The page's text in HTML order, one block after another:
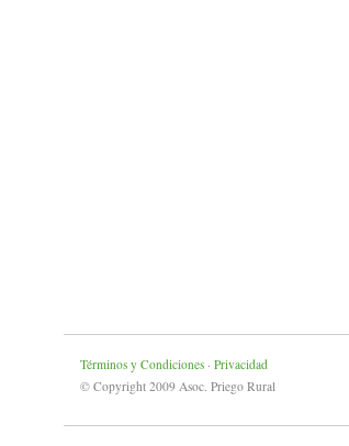
Términos y Condiciones · Privacidad
© Copyright 2009 Asoc. Priego Rural